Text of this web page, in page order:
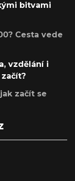
bitvami
Cesta vede
vzdělání i
začít se